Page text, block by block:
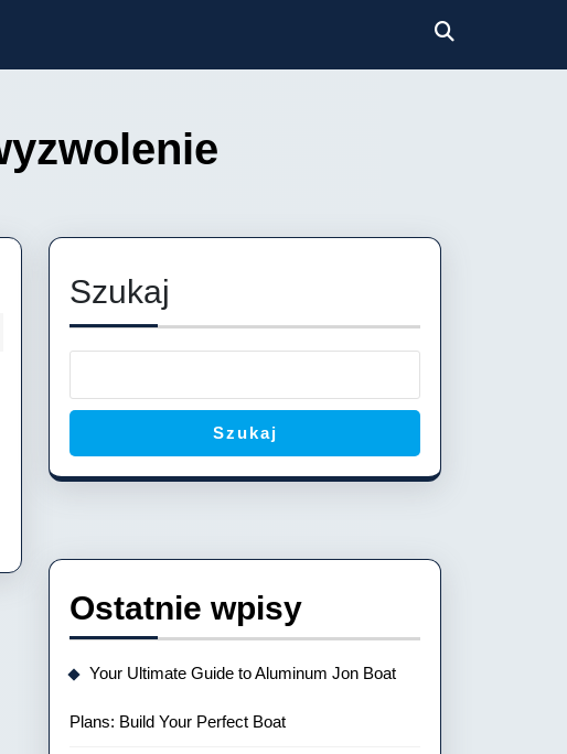
Szukaj
Szukaj
Ostatnie wpisy
Your Ultimate Guide to Aluminum Jon Boat
Plans: Build Your Perfect Boat